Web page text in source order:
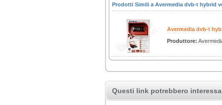
Prodotti Simili a Avermedia dvb-t hybrid
Avermedia dvb-t
Produttore:
Questi link potrebbero